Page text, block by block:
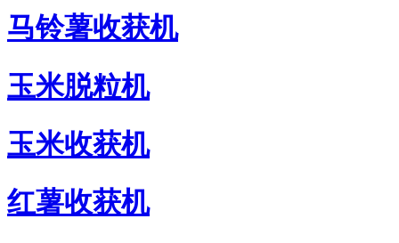
马铃薯收获机
玉米脱粒机
玉米收获机
红薯收获机